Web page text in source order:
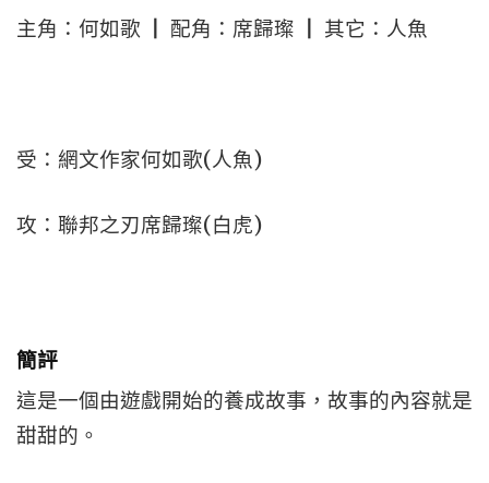
主角：何如歌 ┃ 配角：席歸璨 ┃ 其它：人魚
受：網文作家何如歌(人魚)
攻：聯邦之刃席歸璨(白虎)
簡評
這是一個由遊戲開始的養成故事，故事的內容就是
甜甜的。